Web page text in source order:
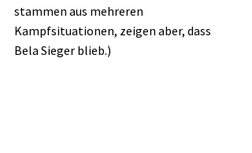
stammen aus mehreren
Kampfsituationen, zeigen aber, dass
Bela Sieger blieb.)